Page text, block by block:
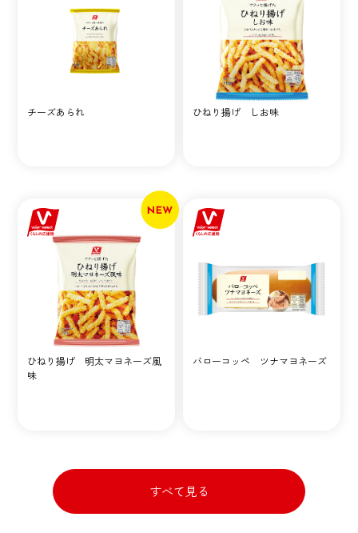
チーズあられ ひねり揚げ しお味
ひねり揚げ 明太マヨネーズ風
味
バローコッペ ツナマヨネーズ
すべて見る